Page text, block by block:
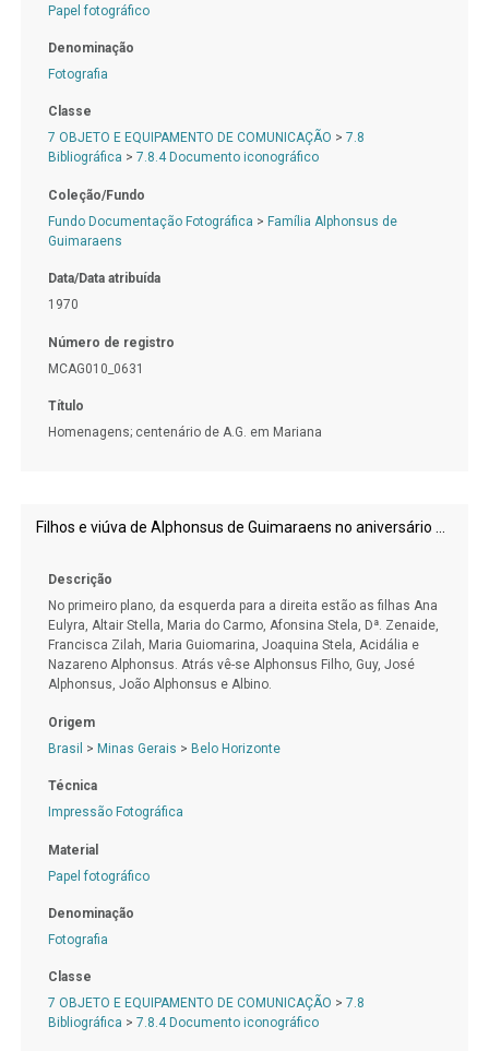
Papel fotográfico
Denominação
Fotografia
Classe
7 OBJETO E EQUIPAMENTO DE COMUNICAÇÃO > 7.8
Bibliográfica > 7.8.4 Documento iconográfico
Coleção/Fundo
Fundo Documentação Fotográfica > Família Alphonsus de
Guimaraens
Data/Data atribuída
1970
Número de registro
MCAG010_0631
Título
Homenagens; centenário de A.G. em Mariana
Descrição
No primeiro plano, da esquerda para a direita estão as filhas Ana
Eulyra, Altair Stella, Maria do Carmo, Afonsina Stela, Dª. Zenaide,
Francisca Zilah, Maria Guiomarina, Joaquina Stela, Acidália e
Nazareno Alphonsus. Atrás vê-se Alphonsus Filho, Guy, José
Alphonsus, João Alphonsus e Albino.
Origem
Brasil > Minas Gerais > Belo Horizonte
Técnica
Impressão Fotográfica
Material
Papel fotográfico
Denominação
Fotografia
Classe
7 OBJETO E EQUIPAMENTO DE COMUNICAÇÃO > 7.8
Bibliográfica > 7.8.4 Documento iconográfico